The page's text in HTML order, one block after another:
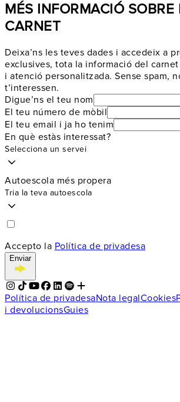
MÉS INFORMACIÓ SOBRE
CARNET
Deixa’ns les teves dades i accedeix a
exclusives, tota la informació del
i atenció personalitzada. Sense spam,
t’interessen.
Digue’ns el teu nom
El teu número de mòbil
El teu email i ja ho tenim
En què estàs interessat?
Selecciona un servei
Autoescola més propera
Tria la teva autoescola
Accepto la Política de privadesa
Enviar
Política de privadesaNota legalCookies
i devolucionsGuies